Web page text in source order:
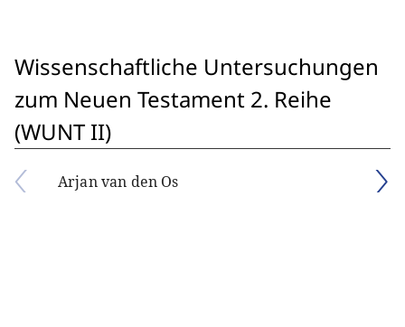
Wissenschaftliche Untersuchungen
zum Neuen Testament 2. Reihe
(WUNT II)
Arjan van den Os